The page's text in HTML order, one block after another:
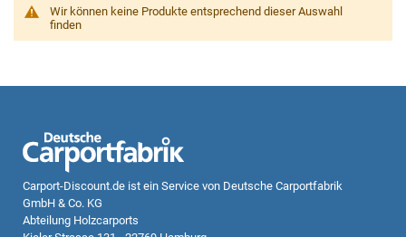
Wir können keine Produkte entsprechend dieser Auswahl
finden
Carport-Discount.de ist ein Service von Deutsche Carportfabrik
GmbH & Co. KG
Abteilung Holzcarports